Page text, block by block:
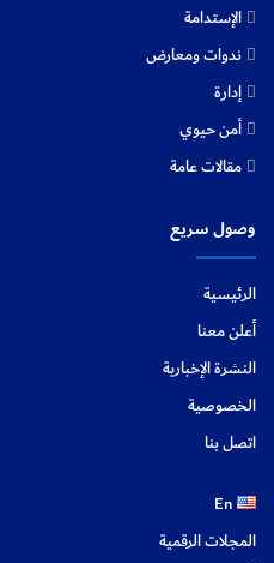
الإستدامة
ندوات ومعارض
إدارة
أمن حيوي
مقالات عامة
وصول سريع
الرئيسية
أعلن معنا
النشرة الإخبارية
الخصوصية
اتصل بنا
En
المجلات الرقمية